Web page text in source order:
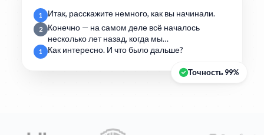
1 Итак, расскажите немного, как вы начинали.
2
Конечно — на самом деле всё началось
несколько лет назад, когда мы…
1 Как интересно. И что было дальше?
Точность 99%